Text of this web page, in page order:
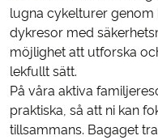
lugna cykelturer
dykresor med
möjlighet att utforska
lekfullt sätt.
På våra aktiva
praktiska, så att ni kan
tillsammans. Bagaget